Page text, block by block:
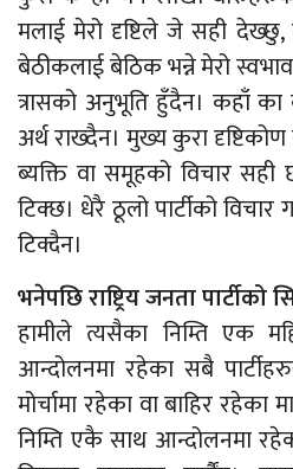
मलाई मेरो दृष्टिले जे सही
बेठीकलाई बेठिक भन्ने मेरो
त्रासको अनुभूति हुँदैन। कहाँ का
अर्थ राख्दैन। मुख्य कुरा
ब्यक्ति वा समूहको विचार
टिक्छ। धेरै ठूलो पार्टीको
टिक्दैन।
भनेपछि राष्ट्रिय जनता पार्टीको
हामीले त्यसैका निम्ति एक
आन्दोलनमा रहेका सबै
मोर्चामा रहेका वा बाहिर रहेका
निम्ति एकै साथ आन्दोलनमा